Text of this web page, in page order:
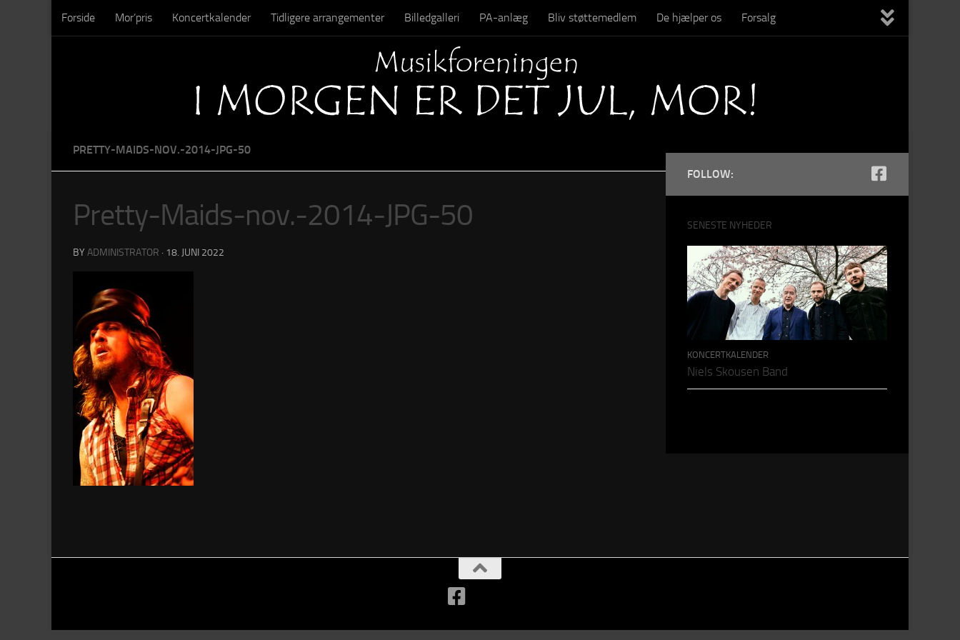
Skip to content
Forside Mor’pris Koncertkalender Tidligere arrangementer Billedgalleri PA-anlæg Bliv støttemedlem De hjælper os Forsalg
PRETTY-MAIDS-NOV.-2014-JPG-50
Pretty-Maids-nov.-2014-JPG-50
BY ADMINISTRATOR · 18. JUNI 2022
FOLLOW:
SENESTE NYHEDER
KONCERTKALENDER
Niels Skousen Band